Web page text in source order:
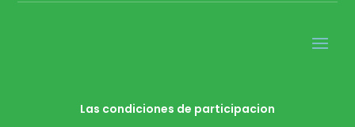
Las condiciones de participacion